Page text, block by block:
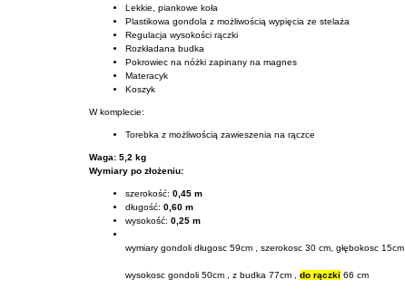
Lekkie, piankowe koła
Plastikowa gondola z możliwością wypięcia ze stelaża
Regulacja wysokości rączki
Rozkładana budka
Pokrowiec na nóżki zapinany na magnes
Materacyk
Koszyk
W komplecie:
Torebka z możliwością zawieszenia na rączce
Waga: 5,2 kg
Wymiary po złożeniu:
szerokość: 0,45 m
długość: 0,60 m
wysokość: 0,25 m
wymiary gondoli długosc 59cm , szerokosc 30 cm, głębokosc 15cm
wysokosc gondoli 50cm , z budka 77cm , do rączki 66 cm